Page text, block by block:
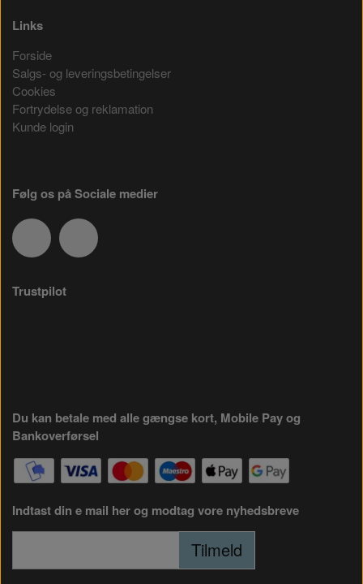
Links
Forside
Salgs- og leveringsbetingelser
Cookies
Fortrydelse og reklamation
Kunde login
Følg os på Sociale medier
Trustpilot
Du kan betale med alle gængse kort, Mobile Pay og
Bankoverførsel
Indtast din e mail her og modtag vore nyhedsbreve
Tilmeld